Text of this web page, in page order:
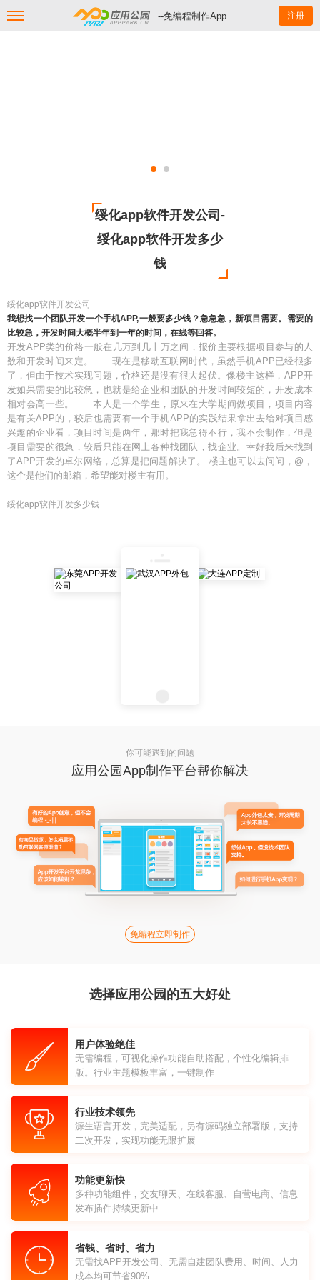
--免编程制作App 注册
绥化app软件开发公司-
绥化app软件开发多少
钱
绥化app软件开发公司
我想找一个团队开发一个手机APP,一般要多少钱？急急急，新项目需要。需要的
比较急，开发时间大概半年到一年的时间，在线等回答。
开发APP类的价格一般在几万到几十万之间，报价主要根据项目参与的人
数和开发时间来定。 现在是移动互联网时代，虽然手机APP已经很多
了，但由于技术实现问题，价格还是没有很大起伏。像楼主这样，APP开
发如果需要的比较急，也就是给企业和团队的开发时间较短的，开发成本
相对会高一些。 本人是一个学生，原来在大学期间做项目，项目内容
是有关APP的，较后也需要有一个手机APP的实践结果拿出去给对项目感
兴趣的企业看，项目时间是两年，那时把我急得不行，我不会制作，但是
项目需要的很急，较后只能在网上各种找团队，找企业。幸好我后来找到
了APP开发的卓尔网络，总算是把问题解决了。 楼主也可以去问问， @ ，
这个是他们的邮箱，希望能对楼主有用。
绥化app软件开发多少钱
你可能遇到的问题
应用公园App制作平台帮你解决
免编程立即制作
选择应用公园的五大好处
用户体验绝佳
无需编程，可视化操作功能自助搭配，个性化编辑排
版。行业主题模板丰富，一键制作
行业技术领先
源生语言开发，完美适配，另有源码独立部署版，支持
二次开发，实现功能无限扩展
功能更新快
多种功能组件，交友聊天、在线客服、自营电商、信息
发布插件持续更新中
省钱、省时、省力
无需找APP开发公司、无需自建团队费用、时间、人力
成本均可节省90%